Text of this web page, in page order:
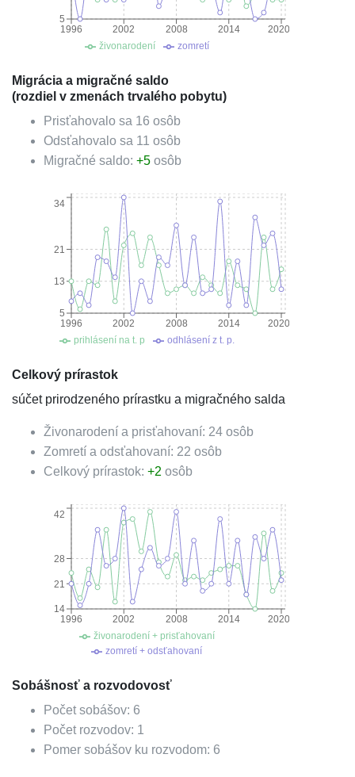
1996 2002 2008 2014 2020
5
živonarodení zomretí
Migrácia a migračné saldo
(rozdiel v zmenách trvalého pobytu)
Prisťahovalo sa 16 osôb
Odsťahovalo sa 11 osôb
Migračné saldo: +5 osôb
1996 2002 2008 2014 2020
5
13
21
34
prihlásení na t. p odhlásení z t. p.
Celkový prírastok
súčet prirodzeného prírastku a migračného salda
Živonarodení a prisťahovaní: 24 osôb
Zomretí a odsťahovaní: 22 osôb
Celkový prírastok: +2 osôb
1996 2002 2008 2014 2020
14
21
28
42
živonarodení + prisťahovaní
zomretí + odsťahovaní
Sobášnosť a rozvodovosť
Počet sobášov: 6
Počet rozvodov: 1
Pomer sobášov ku rozvodom: 6